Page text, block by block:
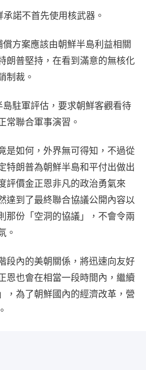
諾不首先使用核武器。
方案應該由朝鮮半島利益相關
朗普堅持，在看到滿意的無核化
制裁。
駐軍評估，要求朝鮮客觀看待
常聯合軍事演習。
是如何，外界無可得知，不過從
特朗普為朝鮮半島和平付出做出
評價金正恩非凡的政治勇氣來
達到了最終聯合協議公開內容以
那份「空洞的協議」，不會令兩
。
段內的美朝關係，將迅速向友好
恩也會在相當一段時間內，繼續
，為了朝鮮國內的經濟改革，營